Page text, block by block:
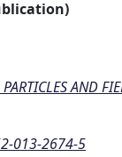
AND
013-2674-5